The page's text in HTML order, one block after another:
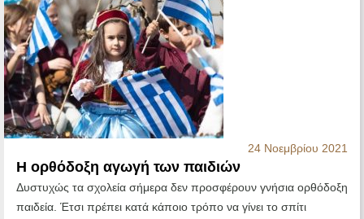
24 Νοεμβρίου 2021
Η ορθόδοξη αγωγή των παιδιών
Δυστυχώς τα σχολεία σήμερα δεν προσφέρουν γνήσια ορθόδοξη
παιδεία. Έτσι πρέπει κατά κάποιο τρόπο να γίνει το σπίτι